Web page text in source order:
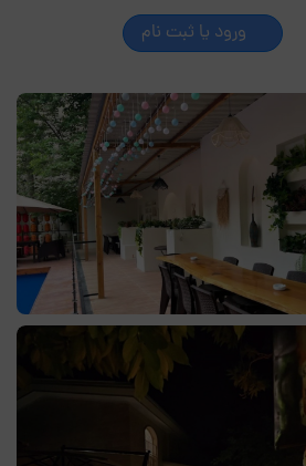
ورود یا ثبت نام